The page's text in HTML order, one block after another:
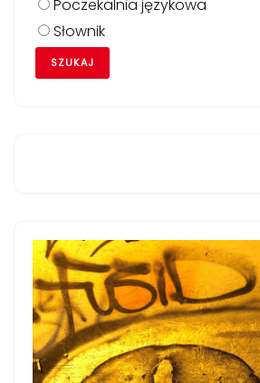
Poczekalnia językowa
Słownik